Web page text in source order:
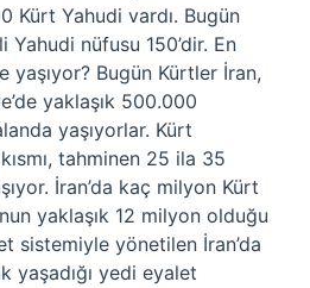
Kürt Yahudi vardı. Bugün
Yahudi nüfusu 150’dir. En
yaşıyor? Bugün Kürtler İran,
yaklaşık 500.000
yaşıyorlar. Kürt
tahminen 25 ila 35
İran’da kaç milyon Kürt
yaklaşık 12 milyon olduğu
sistemiyle yönetilen İran’da
yaşadığı yedi eyalet